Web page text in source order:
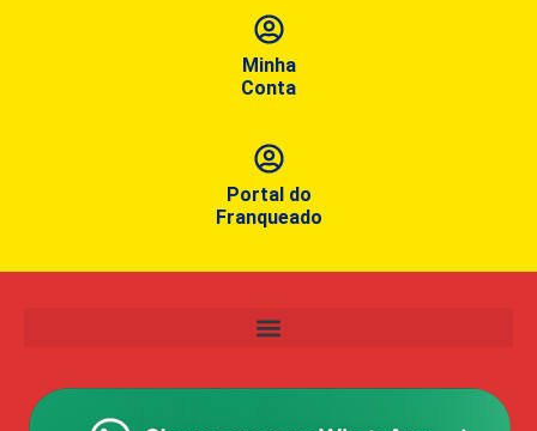
Minha
Conta
Portal do
Franqueado